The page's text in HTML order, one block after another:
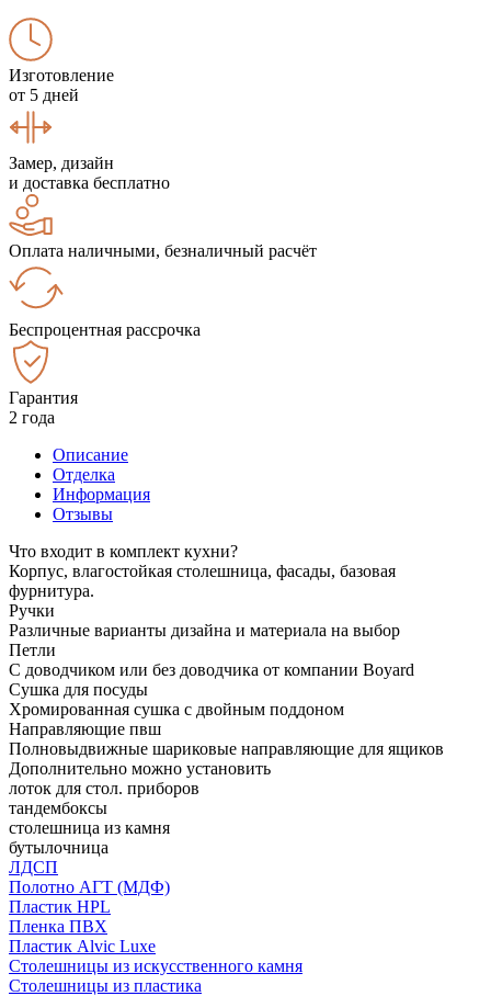
Изготовление
от 5 дней
Замер, дизайн
и доставка бесплатно
Оплата наличными, безналичный расчёт
Беспроцентная рассрочка
Гарантия
2 года
Описание
Отделка
Информация
Отзывы
Что входит в комплект кухни?
Корпус, влагостойкая столешница, фасады, базовая
фурнитура.
Ручки
Различные варианты дизайна и материала на выбор
Петли
С доводчиком или без доводчика от компании Boyard
Сушка для посуды
Хромированная сушка с двойным поддоном
Направляющие пвш
Полновыдвижные шариковые направляющие для ящиков
Дополнительно можно установить
лоток для стол. приборов
тандембоксы
столешница из камня
бутылочница
ЛДСП
Полотно АГТ (МДФ)
Пластик HPL
Пленка ПВХ
Пластик Alvic Luxe
Столешницы из искусственного камня
Столешницы из пластика